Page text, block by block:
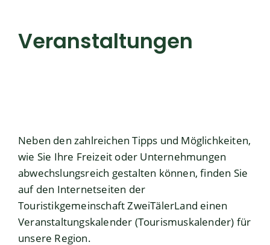
Veranstaltungen
Neben den zahlreichen Tipps und Möglichkeiten,
wie Sie Ihre Freizeit oder Unternehmungen
abwechslungsreich gestalten können, finden Sie
auf den Internetseiten der
Touristikgemeinschaft ZweiTälerLand einen
Veranstaltungskalender (Tourismuskalender) für
unsere Region.